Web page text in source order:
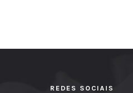
REDES SOCIAIS